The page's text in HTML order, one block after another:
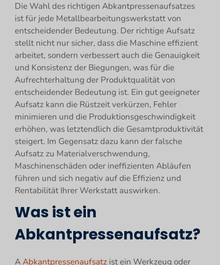
Die Wahl des richtigen Abkantpressenaufsatzes
ist für jede Metallbearbeitungswerkstatt von
entscheidender Bedeutung. Der richtige Aufsatz
stellt nicht nur sicher, dass die Maschine effizient
arbeitet, sondern verbessert auch die Genauigkeit
und Konsistenz der Biegungen, was für die
Aufrechterhaltung der Produktqualität von
entscheidender Bedeutung ist. Ein gut geeigneter
Aufsatz kann die Rüstzeit verkürzen, Fehler
minimieren und die Produktionsgeschwindigkeit
erhöhen, was letztendlich die Gesamtproduktivität
steigert. Im Gegensatz dazu kann der falsche
Aufsatz zu Materialverschwendung,
Maschinenschäden oder ineffizienten Abläufen
führen und sich negativ auf die Effizienz und
Rentabilität Ihrer Werkstatt auswirken.
Was ist ein
Abkantpressenaufsatz?
AAbkantpressenaufsatz ist ein Werkzeug oder